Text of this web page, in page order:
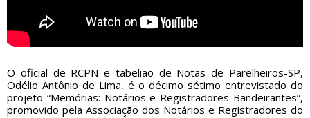
O oficial de RCPN e tabelião de Notas de Parelheiros-SP,
Odélio Antônio de Lima, é o décimo sétimo entrevistado do
projeto “Memórias: Notários e Registradores Bandeirantes”,
promovido pela Associação dos Notários e Registradores do